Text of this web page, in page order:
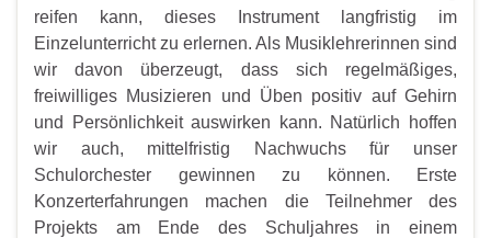
reifen kann, dieses Instrument langfristig im
Einzelunterricht zu erlernen. Als Musiklehrerinnen sind
wir davon überzeugt, dass sich regelmäßiges,
freiwilliges Musizieren und Üben positiv auf Gehirn
und Persönlichkeit auswirken kann. Natürlich hoffen
wir auch, mittelfristig Nachwuchs für unser
Schulorchester gewinnen zu können. Erste
Konzerterfahrungen machen die Teilnehmer des
Projekts am Ende des Schuljahres in einem